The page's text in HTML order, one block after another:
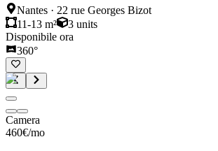
Nantes · 22 rue Georges Bizot
11-13 m²
3 units
Disponibile ora
360°
Camera
460€/mo